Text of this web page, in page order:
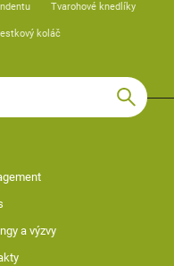
Tvarohové knedlíky
koláč
a výzvy